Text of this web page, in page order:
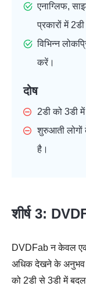
एनाग्लिफ,
प्रकारों में
विभिन्न
करें।
दोष
2डी को 3डी
शुरुआती
है।
शीर्ष 3:
DVDFab न केवल एक
अधिक देखने के अनुभव
को 2डी से 3डी में